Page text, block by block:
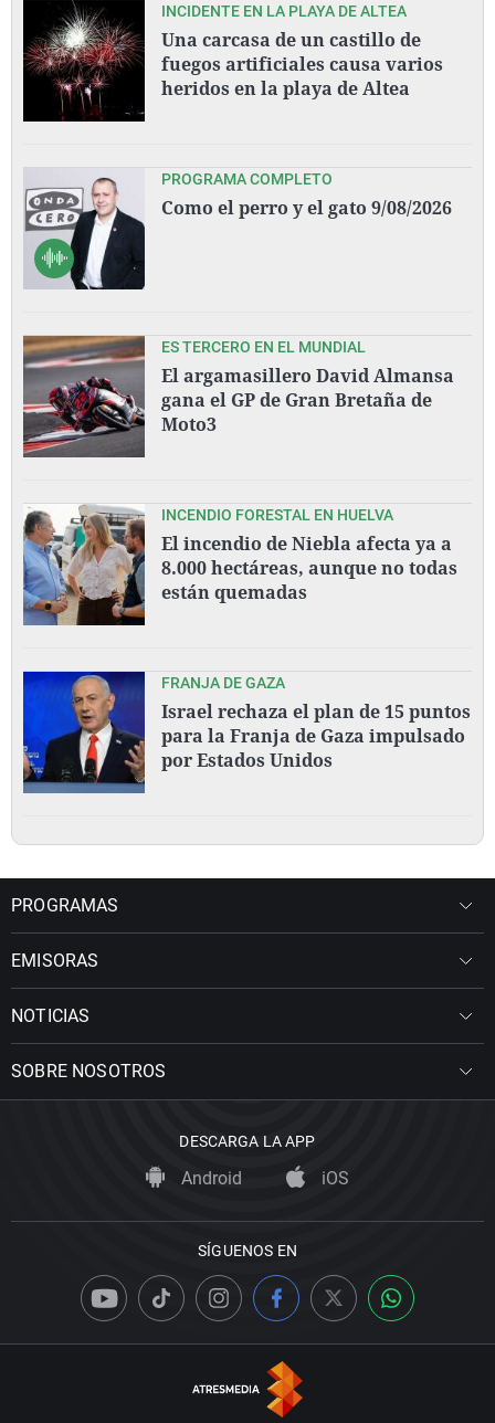
INCIDENTE EN LA PLAYA DE ALTEA
Una carcasa de un castillo de
fuegos artificiales causa varios
heridos en la playa de Altea
PROGRAMA COMPLETO
Como el perro y el gato 9/08/2026
ES TERCERO EN EL MUNDIAL
El argamasillero David Almansa
gana el GP de Gran Bretaña de
Moto3
INCENDIO FORESTAL EN HUELVA
El incendio de Niebla afecta ya a
8.000 hectáreas, aunque no todas
están quemadas
FRANJA DE GAZA
Israel rechaza el plan de 15 puntos
para la Franja de Gaza impulsado
por Estados Unidos
PROGRAMAS
EMISORAS
NOTICIAS
SOBRE NOSOTROS
DESCARGA LA APP
Android iOS
SÍGUENOS EN